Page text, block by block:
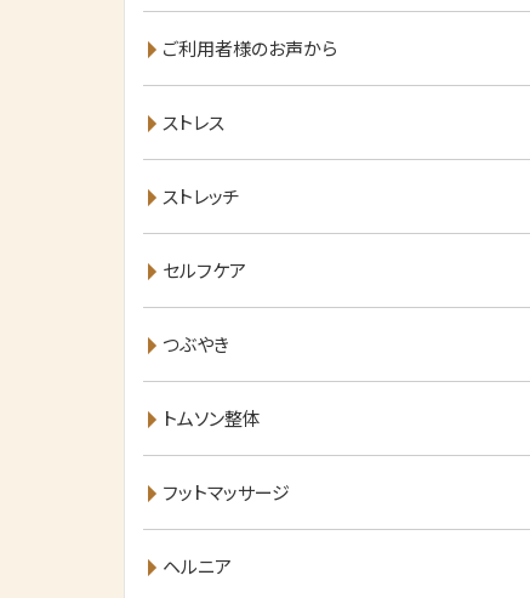
ご利用者様のお声から
ストレス
ストレッチ
セルフケア
つぶやき
トムソン整体
フットマッサージ
ヘルニア